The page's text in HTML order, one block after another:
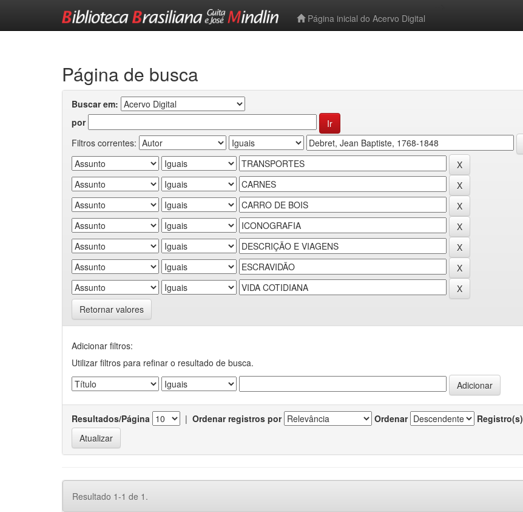
Página inicial do Acervo Digital
Página de busca
Buscar em:
por
Filtros correntes:
Retornar valores
Adicionar filtros:
Utilizar filtros para refinar o resultado de busca.
Resultados/Página | Ordenar registros por Ordenar Registro(s)
Resultado 1-1 de 1.